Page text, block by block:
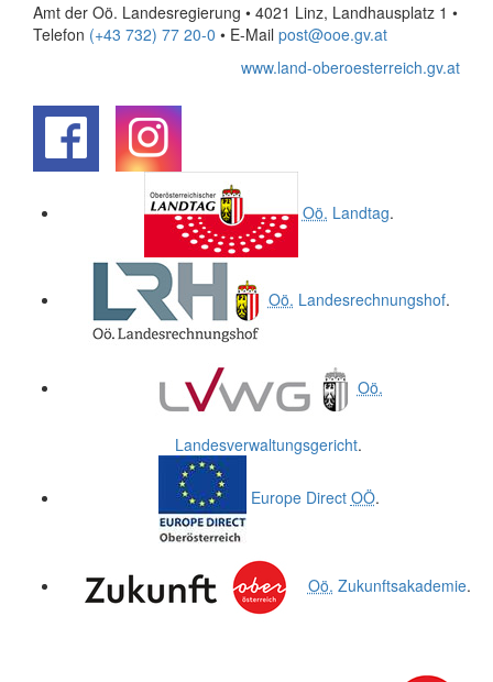
Amt der Oö. Landesregierung • 4021 Linz, Landhausplatz 1 •
Telefon (+43 732) 77 20-0 • E-Mail post@ooe.gv.at
www.land-oberoesterreich.gv.at
Oö. Landtag.
Oö. Landesrechnungshof.
Oö.
Landesverwaltungsgericht.
Europe Direct OÖ.
Oö. Zukunftsakademie.